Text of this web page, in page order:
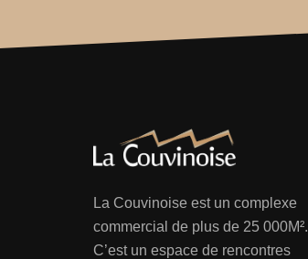
La Couvinoise est un complexe
commercial de plus de 25 000M².
C’est un espace de rencontres